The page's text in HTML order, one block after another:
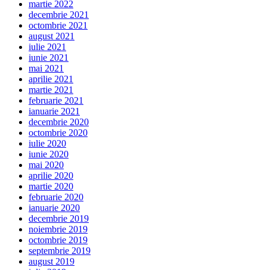
martie 2022
decembrie 2021
octombrie 2021
august 2021
iulie 2021
iunie 2021
mai 2021
aprilie 2021
martie 2021
februarie 2021
ianuarie 2021
decembrie 2020
octombrie 2020
iulie 2020
iunie 2020
mai 2020
aprilie 2020
martie 2020
februarie 2020
ianuarie 2020
decembrie 2019
noiembrie 2019
octombrie 2019
septembrie 2019
august 2019